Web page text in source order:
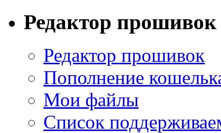
Редактор прошивок
Редактор прошивок
Пополнение
Мои файлы
Список